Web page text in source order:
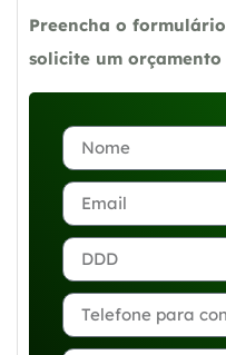
Preencha o
solicite um orçamento